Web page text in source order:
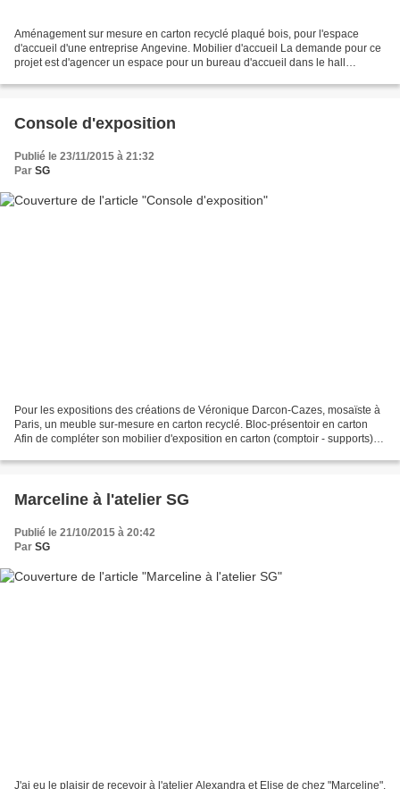
Aménagement sur mesure en carton recyclé plaqué bois, pour l'espace
d'accueil d'une entreprise Angevine. Mobilier d'accueil La demande pour ce
projet est d'agencer un espace pour un bureau d'accueil dans le hall
Console d'exposition
Publié le 23/11/2015 à 21:32
Par SG
Pour les expositions des créations de Véronique Darcon-Cazes, mosaïste à
Paris, un meuble sur-mesure en carton recyclé. Bloc-présentoir en carton
Afin de compléter son mobilier d'exposition en carton (comptoir - supports),
Marceline à l'atelier SG
Publié le 21/10/2015 à 20:42
Par SG
J'ai eu le plaisir de recevoir à l'atelier Alexandra et Elise de chez "Marceline",